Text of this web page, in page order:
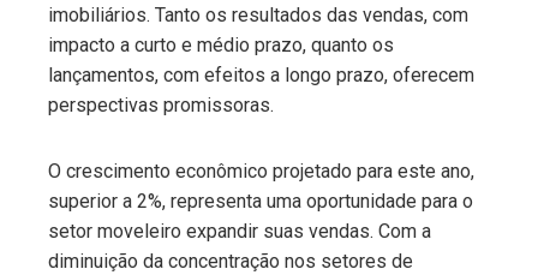
imobiliários. Tanto os resultados das vendas, com
impacto a curto e médio prazo, quanto os
lançamentos, com efeitos a longo prazo, oferecem
perspectivas promissoras.
O crescimento econômico projetado para este ano,
superior a 2%, representa uma oportunidade para o
setor moveleiro expandir suas vendas. Com a
diminuição da concentração nos setores de